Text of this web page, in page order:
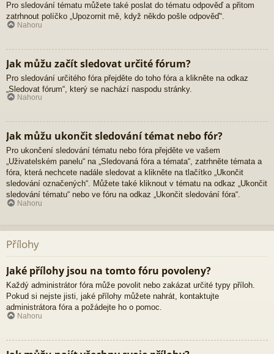
Pro sledování tématu můžete také poslat do tématu odpověď a přitom
zatrhnout políčko „Upozornit mě, když někdo pošle odpověď“.
Nahoru
Jak můžu začít sledovat určité fórum?
Pro sledování určitého fóra přejděte do toho fóra a klikněte na odkaz
„Sledovat fórum“, který se nachází naspodu stránky.
Nahoru
Jak můžu ukončit sledování témat nebo fór?
Pro ukončení sledování tématu nebo fóra přejděte ve vašem
„Uživatelském panelu“ na „Sledovaná fóra a témata“, zatrhněte témata a
fóra, která nechcete nadále sledovat a klikněte na tlačítko „Ukončit
sledování označených“. Můžete také kliknout v tématu na odkaz „Ukončit
sledování tématu“ nebo ve fóru na odkaz „Ukončit sledování fóra“.
Nahoru
Přílohy
Jaké přílohy jsou na tomto fóru povoleny?
Každý administrátor fóra může povolit nebo zakázat určité typy příloh.
Pokud si nejste jisti, jaké přílohy můžete nahrát, kontaktujte
administrátora fóra a požádejte ho o pomoc.
Nahoru